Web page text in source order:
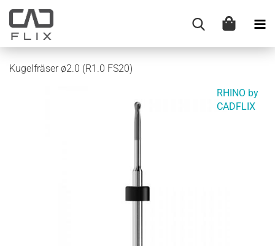
Kugelfräser ø2.0 (R1.0 FS20)
RHINO by
CADFLIX